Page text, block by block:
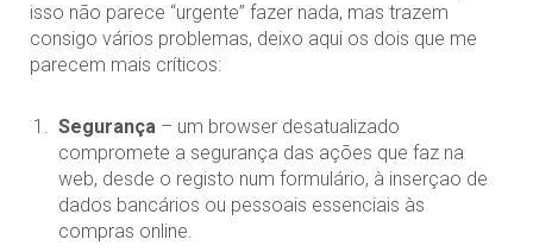
isso não parece “urgente” fazer nada, mas trazem
consigo vários problemas, deixo aqui os dois que me
parecem mais críticos:
Segurança – um browser desatualizado
compromete a segurança das ações que faz na
web, desde o registo num formulário, à inserçao de
dados bancários ou pessoais essenciais às
compras online.